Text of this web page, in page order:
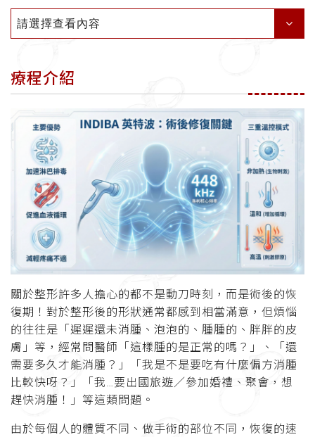
請選擇查看內容
療程介紹
關於整形許多人擔心的都不是動刀時刻，而是術後的恢
復期！對於整形後的形狀通常都感到相當滿意，但煩惱
的往往是「遲遲還未消腫、泡泡的、腫腫的、胖胖的皮
膚」等，經常問醫師「這樣腫的是正常的嗎？」、「還
需要多久才能消腫？」「我是不是要吃有什麼偏方消腫
比較快呀？」「我…要出國旅遊／參加婚禮、聚會，想
趕快消腫！」等這類問題。
由於每個人的體質不同、做手術的部位不同，恢復的速